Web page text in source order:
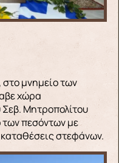
μνημείο των
χώρα
Μητροπολίτου
των πεσόντων με
στεφάνων.